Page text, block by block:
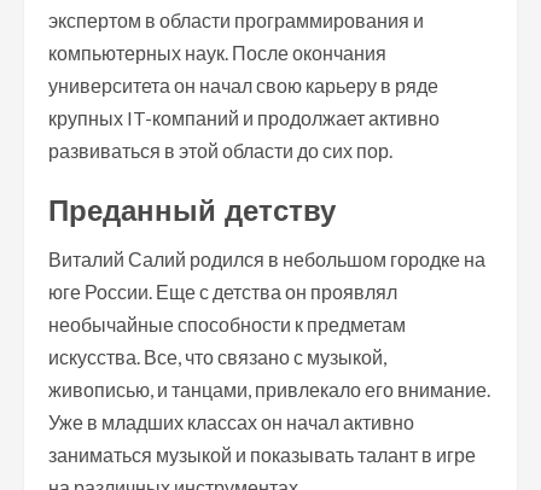
экспертом в области программирования и
компьютерных наук. После окончания
университета он начал свою карьеру в ряде
крупных IT-компаний и продолжает активно
развиваться в этой области до сих пор.
Преданный детству
Виталий Салий родился в небольшом городке на
юге России. Еще с детства он проявлял
необычайные способности к предметам
искусства. Все, что связано с музыкой,
живописью, и танцами, привлекало его внимание.
Уже в младших классах он начал активно
заниматься музыкой и показывать талант в игре